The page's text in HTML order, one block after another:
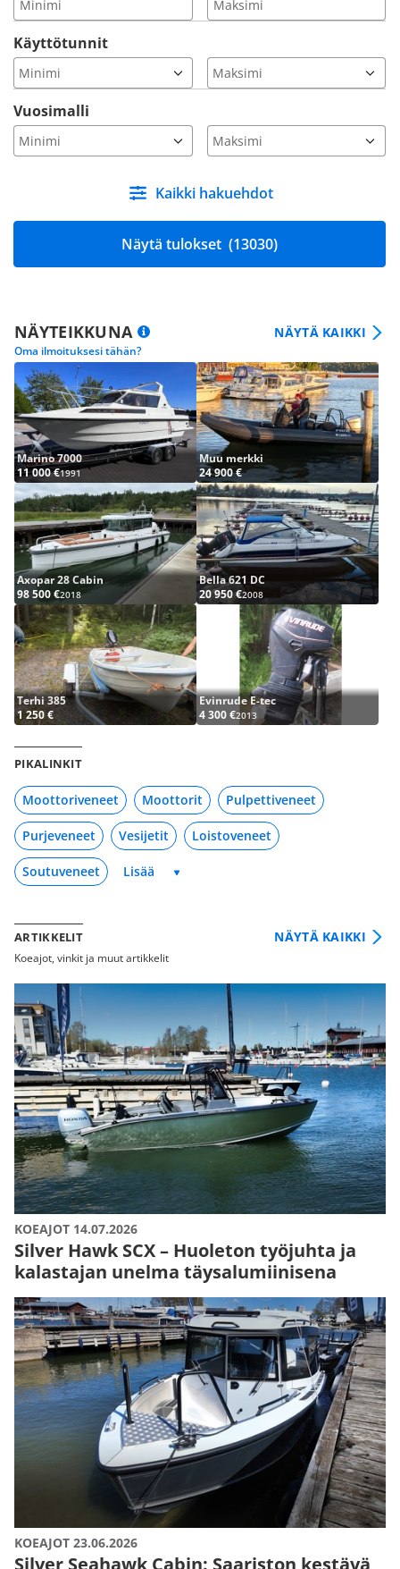
Käyttötunnit
Vuosimalli
Kaikki hakuehdot
Näytä tulokset (13030)
NÄYTEIKKUNA
Oma ilmoituksesi tähän?
NÄYTÄ KAIKKI
Marino 7000
11 000 €1991
Muu merkki
24 900 €
Axopar 28 Cabin
98 500 €2018
Bella 621 DC
20 950 €2008
Terhi 385
1 250 €
Evinrude E-tec
4 300 €2013
PIKALINKIT
Moottoriveneet Moottorit Pulpettiveneet
Purjeveneet Vesijetit Loistoveneet
Soutuveneet
ARTIKKELIT NÄYTÄ KAIKKI
Koeajot, vinkit ja muut artikkelit
KOEAJOT 14.07.2026
Silver Hawk SCX – Huoleton työjuhta ja
kalastajan unelma täysalumiinisena
KOEAJOT 23.06.2026